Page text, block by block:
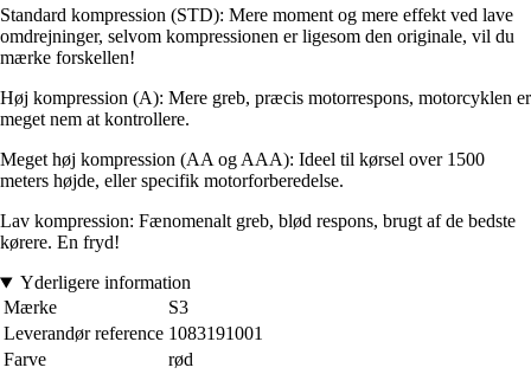
Standard kompression (STD): Mere moment og mere effekt ved lave
omdrejninger, selvom kompressionen er ligesom den originale, vil du
mærke forskellen!
Høj kompression (A): Mere greb, præcis motorrespons, motorcyklen er
meget nem at kontrollere.
Meget høj kompression (AA og AAA): Ideel til kørsel over 1500
meters højde, eller specifik motorforberedelse.
Lav kompression: Fænomenalt greb, blød respons, brugt af de bedste
kørere. En fryd!
Yderligere information
Mærke
S3
Leverandør reference 1083191001
Farve
rød